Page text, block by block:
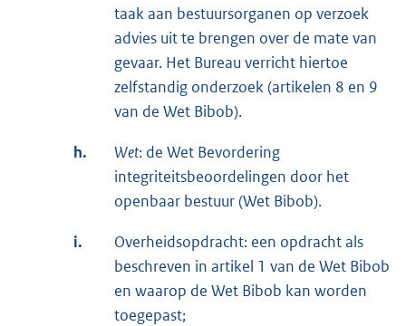
taak aan bestuursorganen op verzoek
advies uit te brengen over de mate van
gevaar. Het Bureau verricht hiertoe
zelfstandig onderzoek (artikelen 8 en 9
van de Wet Bibob).
h. Wet: de Wet Bevordering
integriteitsbeoordelingen door het
openbaar bestuur (Wet Bibob).
i.
Overheidsopdracht: een opdracht als
beschreven in artikel 1 van de Wet Bibob
en waarop de Wet Bibob kan worden
toegepast;